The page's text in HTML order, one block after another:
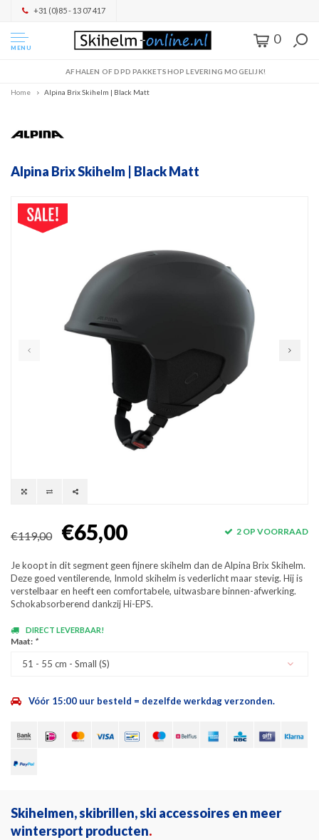
+31 (0)85 - 13 07 417
MENU
0
AFHALEN OF DPD PAKKETSHOP LEVERING MOGELIJK!
Home Alpina Brix Skihelm | Black Matt
Alpina Brix Skihelm | Black Matt
€119,00 €65,00 2 OP VOORRAAD
Je koopt in dit segment geen fijnere skihelm dan de Alpina Brix Skihelm.
Deze goed ventilerende, Inmold skihelm is vederlicht maar stevig. Hij is
verstelbaar en heeft een comfortabele, uitwasbare binnen-afwerking.
Schokabsorberend dankzij Hi-EPS.
DIRECT LEVERBAAR!
Maat: *
51 - 55 cm - Small (S)
Vóór 15:00 uur besteld = dezelfde werkdag verzonden.
Skihelmen, skibrillen, ski accessoires en meer
wintersport producten.